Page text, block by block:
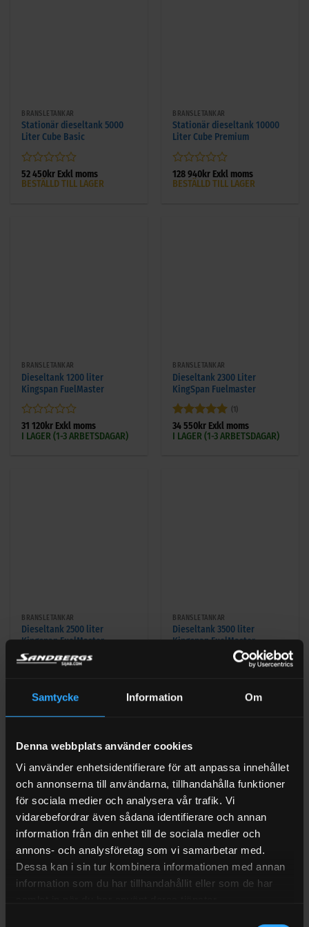
Samtycke Information Om
Denna webbplats använder cookies
Vi använder enhetsidentifierare för att anpassa innehållet
och annonserna till användarna, tillhandahålla funktioner
för sociala medier och analysera vår trafik. Vi
vidarebefordrar även sådana identifierare och annan
information från din enhet till de sociala medier och
annons- och analysföretag som vi samarbetar med.
Dessa kan i sin tur kombinera informationen med annan
information som du har tillhandahållit eller som de har
BRÄNSLETANKAR
Stationär dieseltank 5000
Liter Cube Basic
Betygsatt
0
52 450kr Exkl moms
BESTÄLLD TILL LAGER
BRÄNSLETANKAR
Stationär dieseltank 10000
Liter Cube Premium
Betygsatt
0
128 940kr Exkl moms
BESTÄLLD TILL LAGER
BRÄNSLETANKAR
Dieseltank 1200 liter
Kingspan FuelMaster
Betygsatt
0
31 120kr Exkl moms
I LAGER (1-3 ARBETSDAGAR)
BRÄNSLETANKAR
Dieseltank 2300 Liter
KingSpan Fuelmaster
Betygsatt5
av 5
(1)
34 550kr Exkl moms
I LAGER (1-3 ARBETSDAGAR)
BRÄNSLETANKAR
Dieseltank 2500 liter
Kingspan FuelMaster
(1)
BRÄNSLETANKAR
Dieseltank 3500 liter
Kingspan FuelMaster
av
BRÄNSLETANKAR
Dieseltank 4000 liter
BRÄNSLETANKAR
Dieseltank 5000 liter